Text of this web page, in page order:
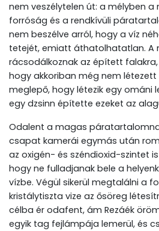
nem veszélytelen út: a mélyben a
forróság és a rendkívüli
nem beszélve arról, hogy a víz
tetejét, emiatt áthatolhatatlan. A
rácsodálkoznak az épített
hogy akkoriban még nem
meglepő, hogy létezik egy ománi
egy dzsinn építette ezeket az
Odalent a magas
csapat kamerái egymás után
az oxigén- és széndioxid-szintet
hogy ne fulladjanak bele a
vízbe. Végül sikerül megtalálni a
kristálytiszta vize az ősöreg
célba ér odafent, ám Rezáék
egyik tag fejlámpája lemerül, és